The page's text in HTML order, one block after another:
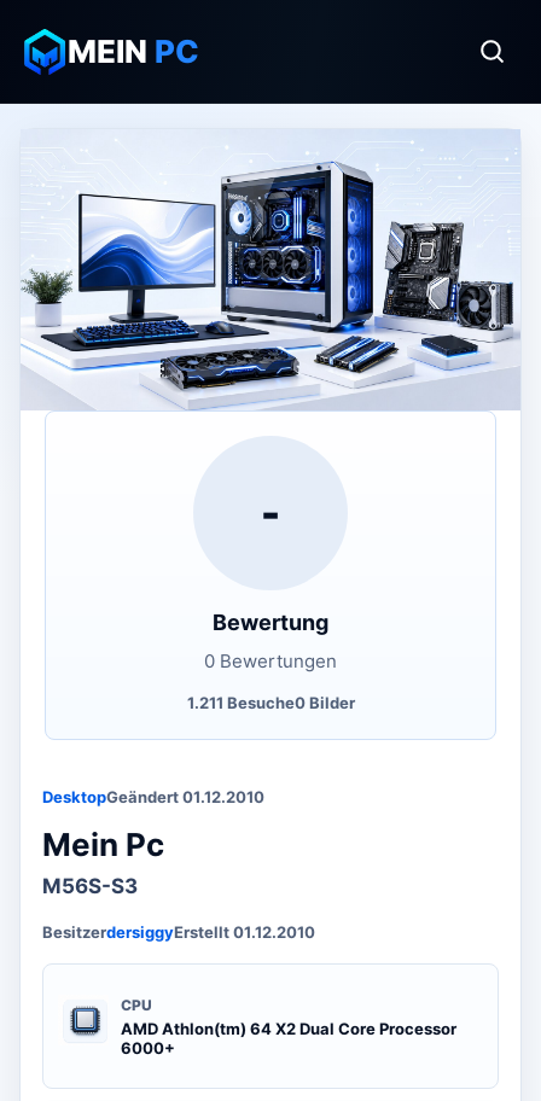
MEIN PC
DesktopGeändert 01.12.2010
Mein Pc
M56S-S3
BesitzerdersiggyErstellt 01.12.2010
CPU
AMD Athlon(tm) 64 X2 Dual Core Processor
6000+
-
Bewertung
0 Bewertungen
1.211 Besuche0 Bilder